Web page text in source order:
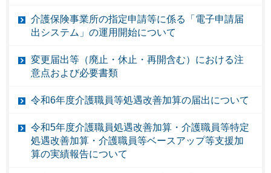
介護保険事業所の指定申請等に係る「電子申請届
出システム」の運用開始について
変更届出等（廃止・休止・再開含む）における注
意点および必要書類
令和6年度介護職員等処遇改善加算の届出について
令和5年度介護職員処遇改善加算・介護職員等特定
処遇改善加算・介護職員等ベースアップ等支援加
算の実績報告について